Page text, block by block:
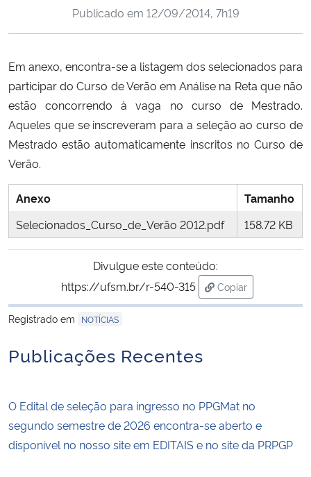
Ministério da Cidadania
Ministério de Minas e Energia
Ministério da Ciência, Tecnologia, Inovações e Comunicações
Ministério do Meio Ambiente
Ministério do Turismo
Ministério do Desenvolvimento Regional
Controladoria-Geral da União
Ministério da Mulher, da Família e dos Direitos Humanos
Gabinete de Segurança Institucional
Advocacia-Geral da União
Publicado em 12/09/2014, 7h19
Em anexo, encontra-se a listagem dos selecionados para
participar do Curso de Verão em Análise na Reta que não
estão concorrendo à vaga no curso de Mestrado.
Aqueles que se inscreveram para a seleção ao curso de
Mestrado estão automaticamente inscritos no Curso de
Verão.
Anexo
Tamanho
Selecionados_Curso_de_Verão 2012.pdf
158.72 KB
Divulgue este conteúdo:
https://ufsm.br/r-540-315
Copiar
para área de
Registrado em
NOTÍCIAS
Publicações Recentes
O Edital de seleção para ingresso no PPGMat no
segundo semestre de 2026 encontra-se aberto e
disponível no nosso site em EDITAIS e no site da PRPGP